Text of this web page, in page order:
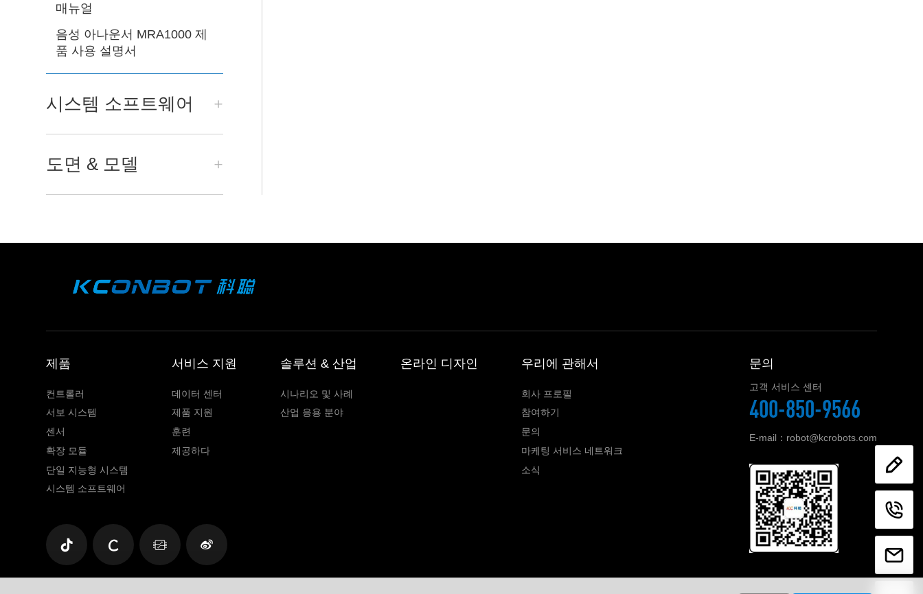
매뉴얼
음성 아나운서 MRA1000 제
품 사용 설명서
시스템 소프트웨어
도면 & 모델
제품
컨트롤러
서보 시스템
센서
확장 모듈
단일 지능형 시스템
시스템 소프트웨어
서비스 지원
데이터 센터
제품 지원
훈련
제공하다
솔루션 & 산업
시나리오 및 사례
산업 응용 분야
온라인 디자인 우리에 관해서
회사 프로필
참여하기
문의
마케팅 서비스 네트워크
소식
문의
고객 서비스 센터
400-850-9566
E-mail：robot@kcrobots.com